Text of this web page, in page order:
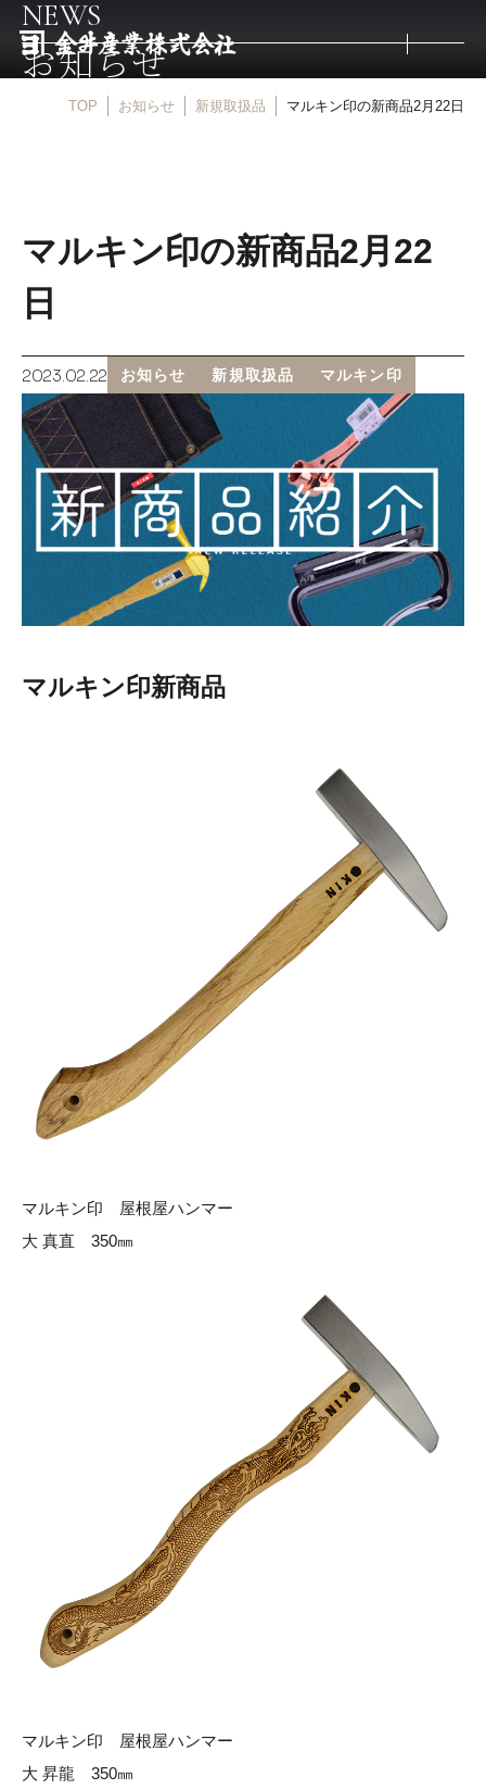
取扱メーカー
マルキン印
庖斬巴
お知らせ
採用情報
NEWS
お知らせ
TOP お知らせ 新規取扱品 マルキン印の新商品2月22日
マルキン印の新商品2月22
日
2023.02.22 お知らせ 新規取扱品 マルキン印
マルキン印新商品
マルキン印 屋根屋ハンマー
大 真直 350㎜
マルキン印 屋根屋ハンマー
大 昇龍 350㎜